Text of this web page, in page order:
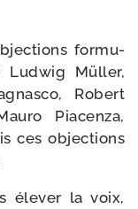
for­mu­
Ludwig Müller,
Robert
Piacenza,
ces objec­tions
éle­ver la voix,